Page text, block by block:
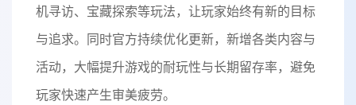
机寻访、宝藏探索等玩法，让玩家始终有新的目标
与追求。同时官方持续优化更新，新增各类内容与
活动，大幅提升游戏的耐玩性与长期留存率，避免
玩家快速产生审美疲劳。